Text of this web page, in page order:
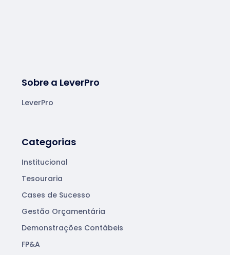
Sobre a LeverPro
LeverPro
Categorias
Institucional
Tesouraria
Cases de Sucesso
Gestão Orçamentária
Demonstrações Contábeis
FP&A